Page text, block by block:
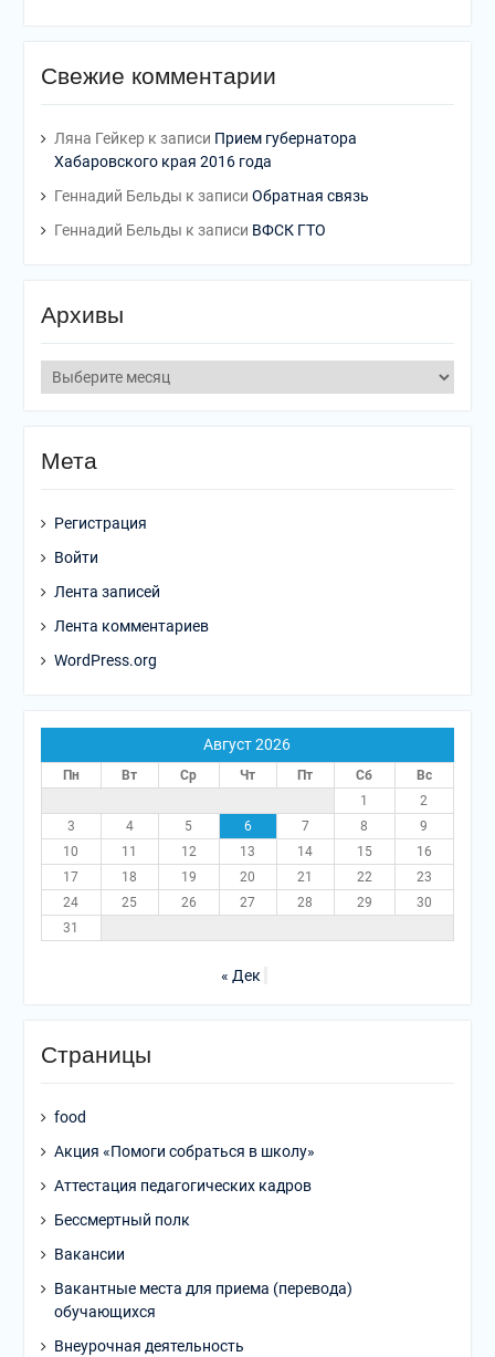
Свежие комментарии
Ляна Гейкер к записи Прием губернатора
Хабаровского края 2016 года
Геннадий Бельды к записи Обратная связь
Геннадий Бельды к записи ВФСК ГТО
Архивы
Мета
Регистрация
Войти
Лента записей
Лента комментариев
WordPress.org
Август 2026
Пн Вт Ср Чт Пт Сб
Вс
1
2
3
4 5 6 7 8
9
10
11 12 13 14 15
16
17
18 19 20 21 22
23
24
25 26 27 28 29
30
31
« Дек
Страницы
food
Акция «Помоги собраться в школу»
Аттестация педагогических кадров
Бессмертный полк
Вакансии
Вакантные места для приема (перевода)
обучающихся
Внеурочная деятельность